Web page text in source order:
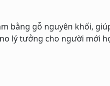
bằng gỗ nguyên khối,
lý tưởng cho người mới